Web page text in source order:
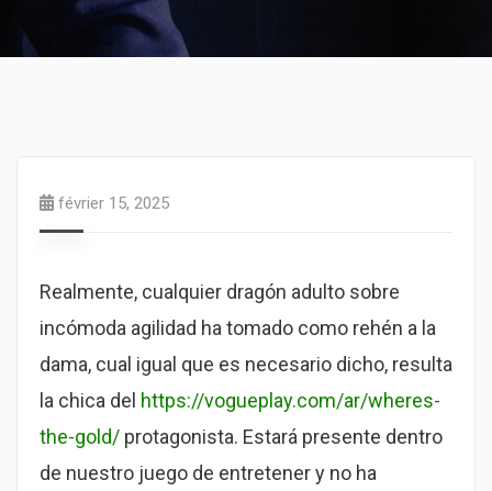
février 15, 2025
Realmente, cualquier dragón adulto sobre
incómoda agilidad ha tomado como rehén a la
dama, cual igual que es necesario dicho, resulta
la chica del https://vogueplay.com/ar/wheres-
the-gold/ protagonista. Estará presente dentro
de nuestro juego de entretener y no ha